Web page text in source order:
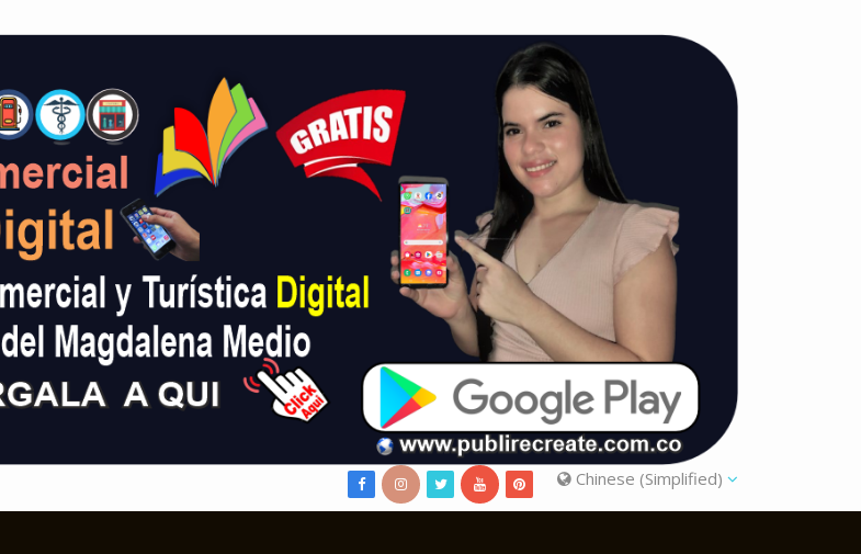
Chinese (Simplified)